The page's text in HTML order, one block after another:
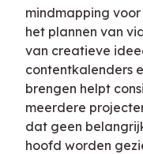
mindmapping
het plannen van
van creatieve
contentkalenders
brengen helpt
meerdere
dat geen
hoofd worden